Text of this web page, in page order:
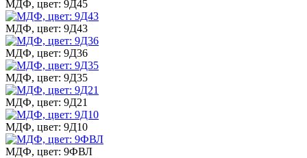
МДФ, цвет: 9Д45
МДФ, цвет: 9Д43
МДФ, цвет: 9Д36
МДФ, цвет: 9Д35
МДФ, цвет: 9Д21
МДФ, цвет: 9Д10
МДФ, цвет: 9ФВЛ